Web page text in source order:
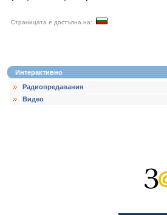
Страницата е достъпна на:
Интерактивно
Радиопредавания
Видео